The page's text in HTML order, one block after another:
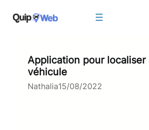
Application pour localiser
véhicule
Nathalia15/08/2022